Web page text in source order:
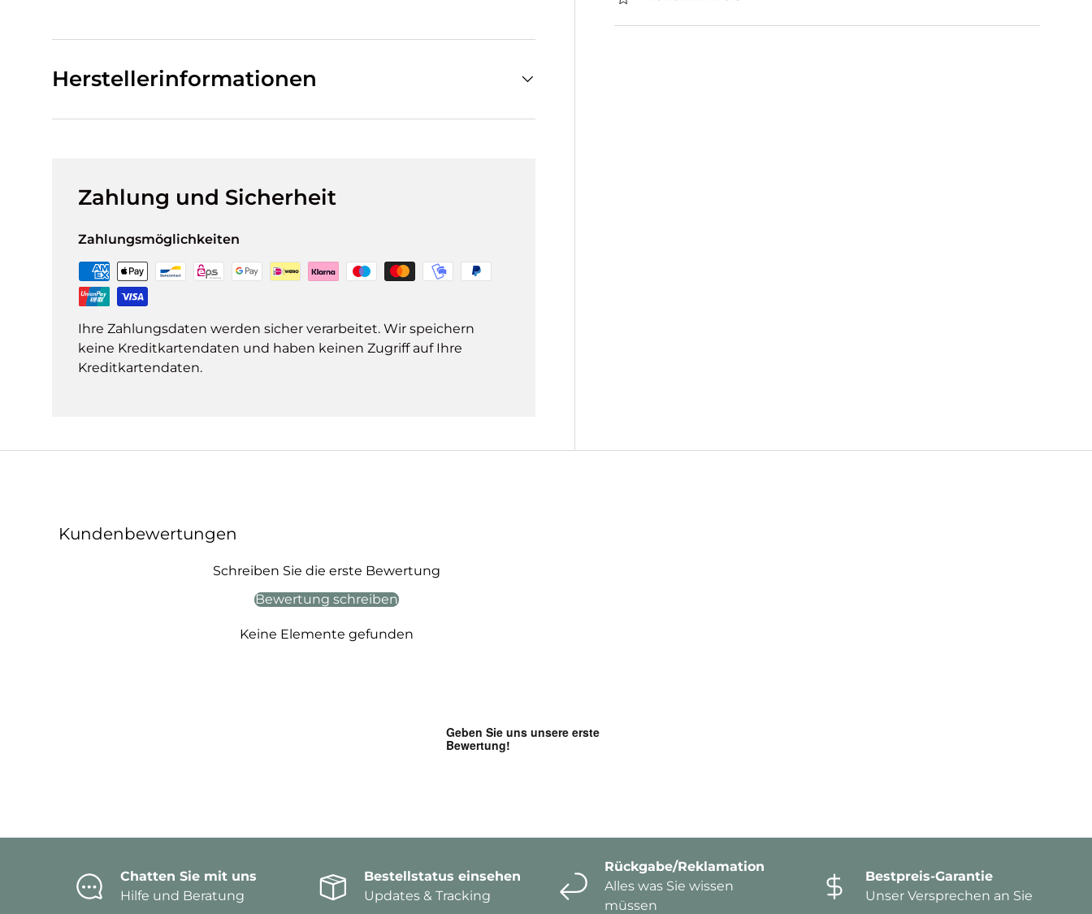
Herstellerinformationen
Zahlung und Sicherheit
Zahlungsmöglichkeiten
Ihre Zahlungsdaten werden sicher verarbeitet. Wir speichern
keine Kreditkartendaten und haben keinen Zugriff auf Ihre
Kreditkartendaten.
Kundenbewertungen
Schreiben Sie die erste Bewertung
Bewertung schreiben
Keine Elemente gefunden
Chatten Sie mit uns
Hilfe und Beratung
Bestellstatus einsehen
Updates & Tracking
Rückgabe/Reklamation
Alles was Sie wissen
müssen
Bestpreis-Garantie
Unser Versprechen an Sie